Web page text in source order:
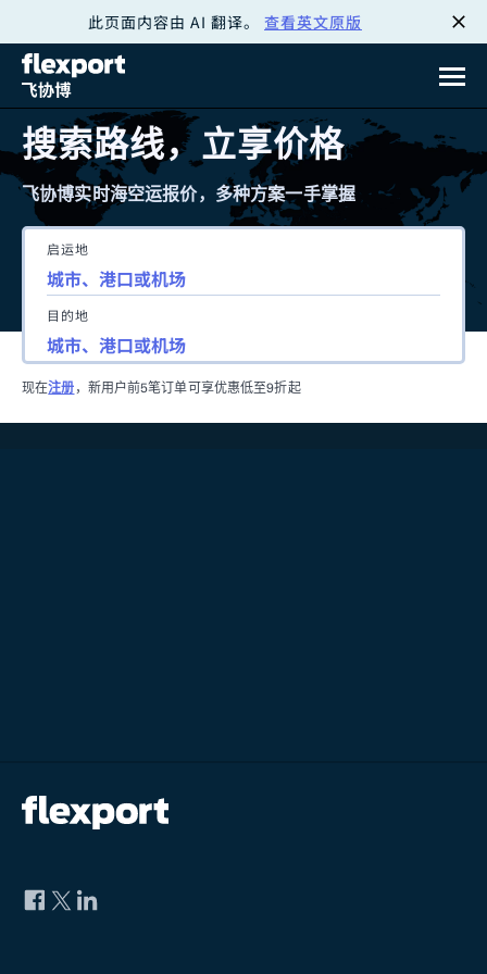
此页面内容由 AI 翻译。 查看英文原版
搜索路线，立享价格
飞协博实时海空运报价，多种方案一手掌握
启运地
目的地
现在注册 ，新用户前5笔订单可享优惠低至9折起